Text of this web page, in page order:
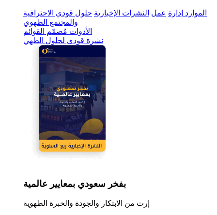
الموارد إدارة عمل النشرات الإخبارية حلول قودي الاحترافية
والمجتمع الطهوي
الأدوات مُصمّم القوائم
نشرة قودي لحلول الطهي
بفخر سعودي بمعايير عالمية
إرث من الابتكار والجودة والخبرة الطهوية